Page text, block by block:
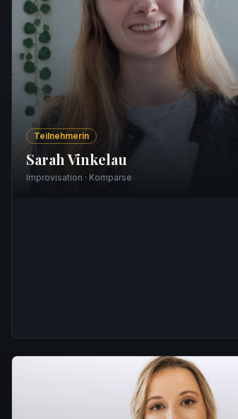
Teilnehmerin
Sarah Vinkelau
Improvisation · Komparse